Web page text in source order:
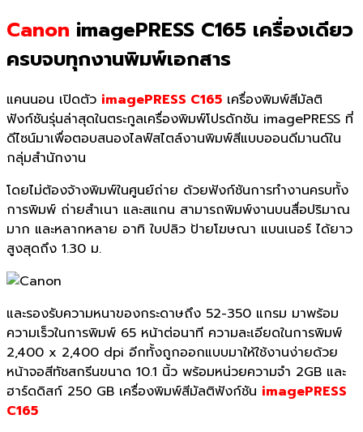
Canon imagePRESS C165 เครื่องเดียว
ครบจบทุกงานพิมพ์เอกสาร
แคนนอน เปิดตัว imagePRESS C165 เครื่องพิมพ์สีมัลติ
ฟังก์ชันรุ่นล่าสุดในตระกูลเครื่องพิมพ์โปรดักชัน imagePRESS ที่
ดีไซน์มาเพื่อตอบสนองไลฟ์สไตล์งานพิมพ์สีแบบออนดีมานด์ใน
กลุ่มสำนักงาน
โดยไม่ต้องจ้างพิมพ์ในศูนย์ถ่าย ด้วยฟังก์ชันการทำงานครบทั้ง
การพิมพ์ ถ่ายสำเนา และสแกน สามารถพิมพ์งานบนสื่อปริมาณ
มาก และหลากหลาย อาทิ ใบปลิว ป้ายโฆษณา แบนเนอร์ ได้ยาว
สูงสุดถึง 1.30 ม.
และรองรับความหนาของกระดาษถึง 52-350 แกรม มาพร้อม
ความเร็วในการพิมพ์ 65 หน้าต่อนาที ความละเอียดในการพิมพ์
2,400 x 2,400 dpi อีกทั้งถูกออกแบบมาให้ใช้งานง่ายด้วย
หน้าจอสีทัชสกรีนขนาด 10.1 นิ้ว พร้อมหน่วยความจำ 2GB และ
ฮาร์ดดิสก์ 250 GB เครื่องพิมพ์สีมัลติฟังก์ชัน imagePRESS
C165